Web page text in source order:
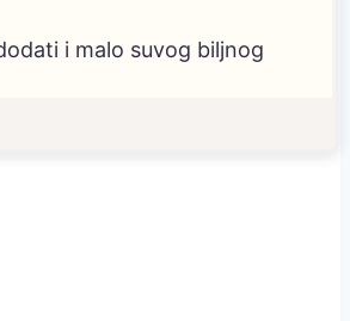
i malo suvog biljnog